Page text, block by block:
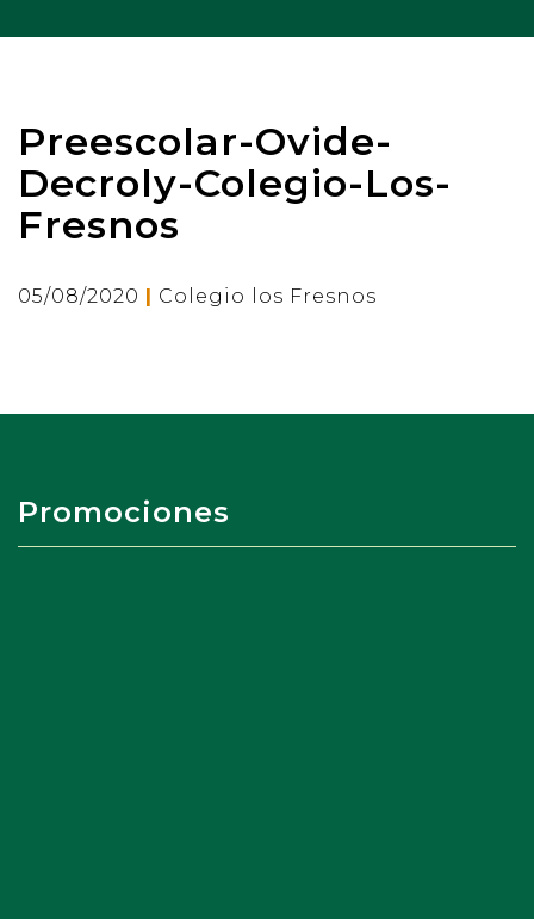
Preescolar-Ovide-
Decroly-Colegio-Los-
Fresnos
05/08/2020 | Colegio los Fresnos
Promociones